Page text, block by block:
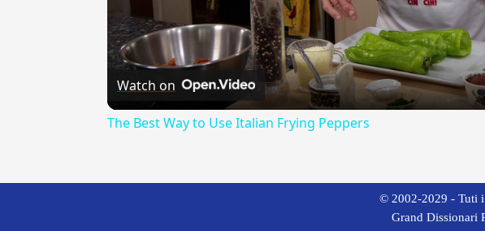
Video
Watch on
The Best Way to Use Italian Frying Peppers
© 2002-2029 - Tuti
Grand Dissionari